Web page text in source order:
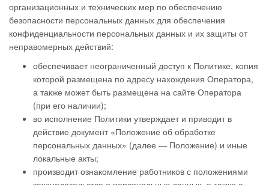
организационных и технических мер по обеспечению
безопасности персональных данных для обеспечения
конфиденциальности персональных данных и их защиты от
неправомерных действий:
обеспечивает неограниченный доступ к Политике, копия
которой размещена по адресу нахождения Оператора,
а также может быть размещена на сайте Оператора
(при его наличии);
во исполнение Политики утверждает и приводит в
действие документ «Положение об обработке
персональных данных» (далее — Положение) и иные
локальные акты;
производит ознакомление работников с положениями